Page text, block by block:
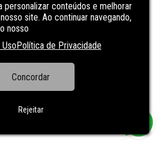
personalizar conteúdos e melhorar
site. Ao continuar navegando,
nosso
Política de Privacidade
Concordar
Rejeitar